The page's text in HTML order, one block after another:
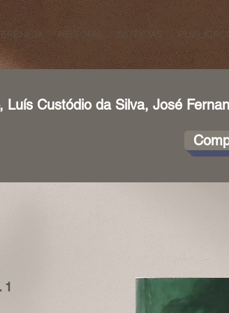
HISTÓRIA NOTÍCIAS
Custódio da Silva, José
1